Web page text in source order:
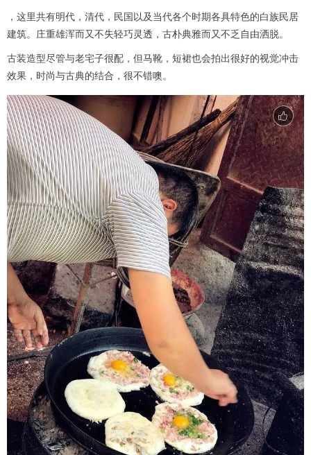
，这里共有明代，清代，民国以及当代各个时期各具特色的白族民居
建筑。庄重雄浑而又不失轻巧灵透，古朴典雅而又不乏自由洒脱。
古装造型尽管与老宅子很配，但马靴，短裙也会拍出很好的视觉冲击
效果，时尚与古典的结合，很不错噢。